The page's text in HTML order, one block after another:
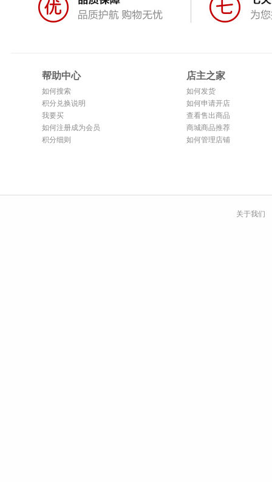
帮助中心
如何搜索
积分兑换说明
我要买
如何注册成为会员
积分细则
店主之家
如何发货
如何申请开店
查看售出商品
商城商品推荐
如何管理店铺
关于我们